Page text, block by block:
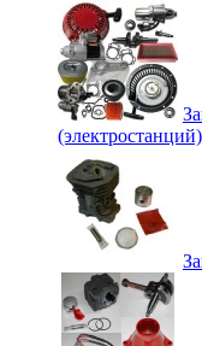
(электростанций)